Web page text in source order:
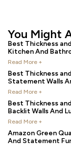
You Might
Best Thickness
Kitchen And
Read More +
Best Thickness
Statement Walls
Read More +
Best Thickness
Backlit Walls And
Read More +
Amazon Green
And Statement